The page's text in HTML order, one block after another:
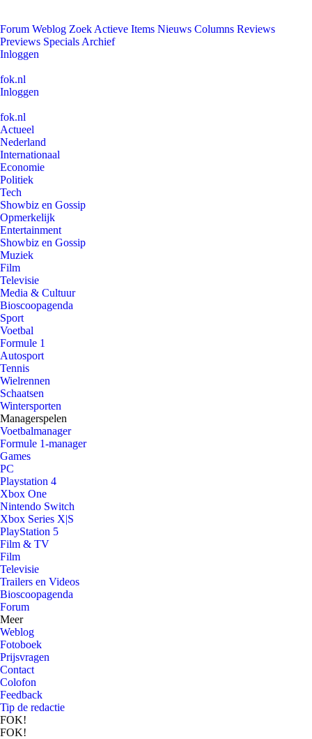
Forum Weblog Zoek Actieve Items Nieuws Columns Reviews
Previews Specials Archief
Inloggen
fok.nl
Inloggen
fok.nl
Actueel
Nederland
Internationaal
Economie
Politiek
Tech
Showbiz en Gossip
Opmerkelijk
Entertainment
Showbiz en Gossip
Muziek
Film
Televisie
Media & Cultuur
Bioscoopagenda
Sport
Voetbal
Formule 1
Autosport
Tennis
Wielrennen
Schaatsen
Wintersporten
Managerspelen
Voetbalmanager
Formule 1-manager
Games
PC
Playstation 4
Xbox One
Nintendo Switch
Xbox Series X|S
PlayStation 5
Film & TV
Film
Televisie
Trailers en Videos
Bioscoopagenda
Forum
Meer
Weblog
Fotoboek
Prijsvragen
Contact
Colofon
Feedback
Tip de redactie
FOK!
FOK!